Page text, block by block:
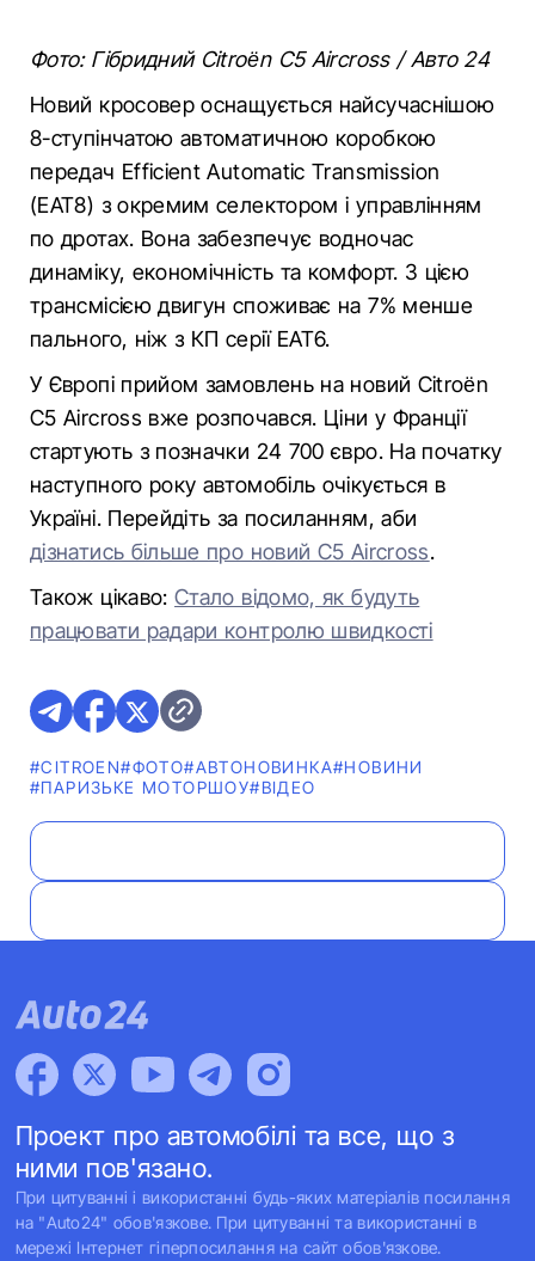
Фото: Гібридний Citroën C5 Aircross / Авто 24
Новий кросовер оснащується найсучаснішою
8-ступінчатою автоматичною коробкою
передач Efficient Automatic Transmission
(ЕАТ8) з окремим селектором і управлінням
по дротах. Вона забезпечує водночас
динаміку, економічність та комфорт. З цією
трансмісією двигун споживає на 7% менше
пального, ніж з КП серії ЕАТ6.
У Європі прийом замовлень на новий Citroën
C5 Aircross вже розпочався. Ціни у Франції
стартують з позначки 24 700 євро. На початку
наступного року автомобіль очікується в
Україні. Перейдіть за посиланням, аби
дізнатись більше про новий C5 Aircross.
Також цікаво:Стало відомо, як будуть
працювати радари контролю швидкості
#CITROEN#ФОТО#АВТОНОВИНКА#НОВИНИ
#ПАРИЗЬКЕ МОТОРШОУ#ВІДЕО
Проект про автомобілі та все, що з
ними пов'язано.
При цитуванні і використанні будь-яких матеріалів посилання
на "Auto24" обов'язкове. При цитуванні та використанні в
мережі Інтернет гіперпосилання на сайт обов'язкове.